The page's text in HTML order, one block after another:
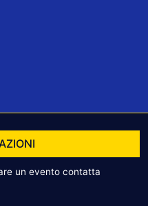
un evento contatta